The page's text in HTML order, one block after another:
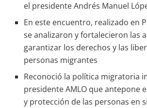
el presidente Andrés Manuel
En este encuentro, realizado en
se analizaron y fortalecieron las
garantizar los derechos y las
personas migrantes
Reconoció la política migratoria
presidente AMLO que antepone
y protección de las personas en